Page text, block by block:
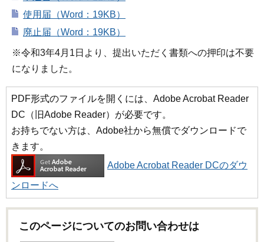
使用届（Word：19KB）
廃止届（Word：19KB）
※令和3年4月1日より、提出いただく書類への押印は不要
になりました。
PDF形式のファイルを開くには、Adobe Acrobat Reader
DC（旧Adobe Reader）が必要です。
お持ちでない方は、Adobe社から無償でダウンロードで
きます。
Adobe Acrobat Reader DCのダウ
ンロードへ
このページについてのお問い合わせは